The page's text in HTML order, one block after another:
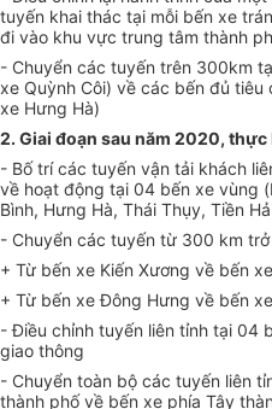
tuyến khai thác tại mỗi bến xe
đi vào khu vực trung tâm thành
- Chuyển các tuyến trên 300km
xe Quỳnh Côi) về các bến đủ tiêu
xe Hưng Hà)
2. Giai đoạn sau năm 2020,
- Bố trí các tuyến vận tải khách
về hoạt động tại 04 bến xe vùng
Bình, Hưng Hà, Thái Thụy, Tiền
- Chuyển các tuyến từ 300 km trở
+ Từ bến xe Kiến Xương về bến
+ Từ bến xe Đông Hưng về bến
- Điều chỉnh tuyến liên tỉnh tại 04
giao thông
- Chuyển toàn bộ các tuyến liên
thành phố về bến xe phía Tây